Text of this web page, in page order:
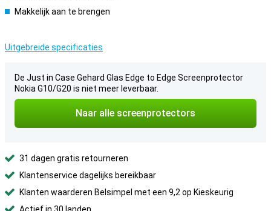
Makkelijk aan te brengen
Uitgebreide specificaties
De Just in Case Gehard Glas Edge to Edge Screenprotector
Nokia G10/G20 is niet meer leverbaar.
Naar alle screenprotectors
31 dagen gratis retourneren
Klantenservice dagelijks bereikbaar
Klanten waarderen Belsimpel met een 9,2 op Kieskeurig